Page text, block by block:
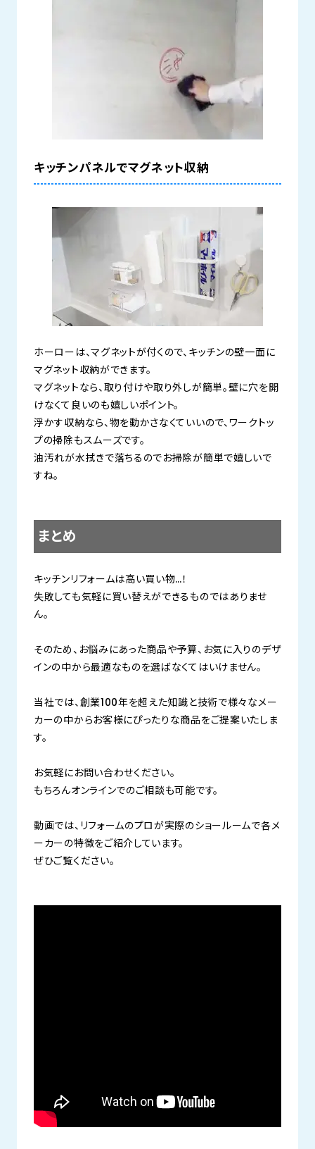
キッチンパネルでマグネット収納
ホーローは、マグネットが付くので、キッチンの壁一面に
マグネット収納ができます。
マグネットなら、取り付けや取り外しが簡単。壁に穴を開
けなくて良いのも嬉しいポイント。
浮かす収納なら、物を動かさなくていいので、ワークトッ
プの掃除もスムーズです。
油汚れが水拭きで落ちるのでお掃除が簡単で嬉しいで
すね。
まとめ
キッチンリフォームは高い買い物…！
失敗しても気軽に買い替えができるものではありませ
ん。
そのため、お悩みにあった商品や予算、お気に入りのデザ
インの中から最適なものを選ばなくてはいけません。
当社では、創業100年を超えた知識と技術で様々なメー
カーの中からお客様にぴったりな商品をご提案いたしま
す。
お気軽にお問い合わせください。
もちろんオンラインでのご相談も可能です。
動画では、リフォームのプロが実際のショールームで各メ
ーカーの特徴をご紹介しています。
ぜひご覧ください。